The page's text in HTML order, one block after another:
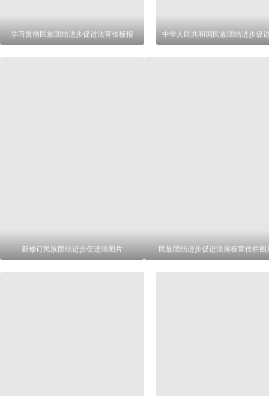
学习贯彻民族团结进步促进法宣传板报
新修订民族团结进步促进法图片 民族团结进步促进法展板宣传栏图